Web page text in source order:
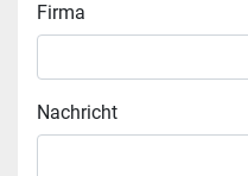
Firma
Nachricht